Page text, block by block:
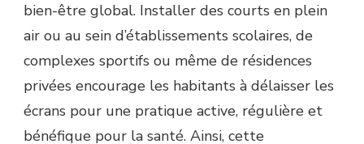
bien-être global. Installer des courts en plein
air ou au sein d’établissements scolaires, de
complexes sportifs ou même de résidences
privées encourage les habitants à délaisser les
écrans pour une pratique active, régulière et
bénéfique pour la santé. Ainsi, cette